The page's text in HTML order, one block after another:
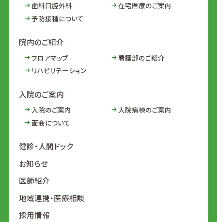
歯科口腔外科
在宅医療のご案内
予防接種について
院内のご紹介
フロアマップ
看護部のご紹介
リハビリテーション
入院のご案内
入院のご案内
入院病棟のご案内
面会について
健診・人間ドック
お知らせ
医師紹介
地域連携・医療相談
採用情報